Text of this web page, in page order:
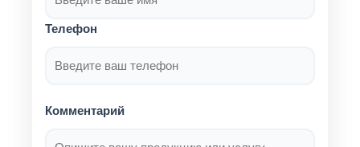
Телефон
Комментарий